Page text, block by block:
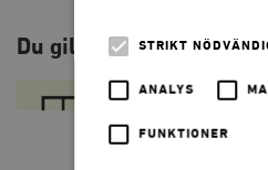
Du gillar kanske också…
STRIKT
ANALYS
FUNKTIONER